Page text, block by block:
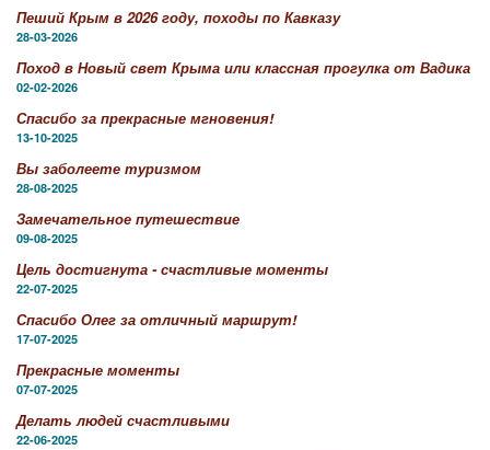
Пеший Крым в 2026 году, походы по Кавказу
28-03-2026
Поход в Новый свет Крыма или классная прогулка от Вадика
02-02-2026
Спасибо за прекрасные мгновения!
13-10-2025
Вы заболеете туризмом
28-08-2025
Замечательное путешествие
09-08-2025
Цель достигнута - счастливые моменты
22-07-2025
Спасибо Олег за отличный маршрут!
17-07-2025
Прекрасные моменты
07-07-2025
Делать людей счастливыми
22-06-2025